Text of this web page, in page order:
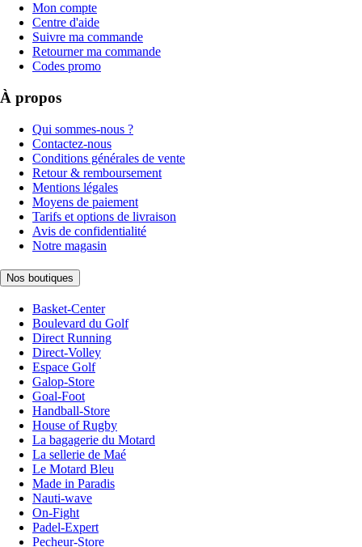
Mon compte
Centre d'aide
Suivre ma commande
Retourner ma commande
Codes promo
À propos
Qui sommes-nous ?
Contactez-nous
Conditions générales de vente
Retour & remboursement
Mentions légales
Moyens de paiement
Tarifs et options de livraison
Avis de confidentialité
Notre magasin
Nos boutiques
Basket-Center
Boulevard du Golf
Direct Running
Direct-Volley
Espace Golf
Galop-Store
Goal-Foot
Handball-Store
House of Rugby
La bagagerie du Motard
La sellerie de Maé
Le Motard Bleu
Made in Paradis
Nauti-wave
On-Fight
Padel-Expert
Pecheur-Store